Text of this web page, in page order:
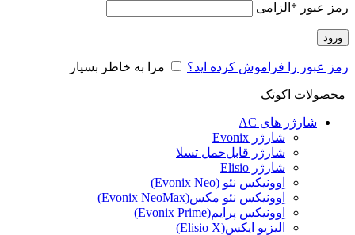
رمز عبور * الزامی
ورود
رمز عبور را فراموش کرده اید؟ مرا به خاطر بسپار
محصولات اکوتک
شارژر های AC
شارژر Evonix
شارژر قابل‌حمل تسلا
شارژر Elisio
اِوونیکس نئو (Evonix Neo)
اِوونیکس نئو مکس(Evonix NeoMax)
اِوونیکس پرایم(Evonix Prime)
الیزیو ایکس(Elisio X)